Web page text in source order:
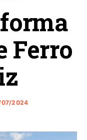
Ferro
07/2024